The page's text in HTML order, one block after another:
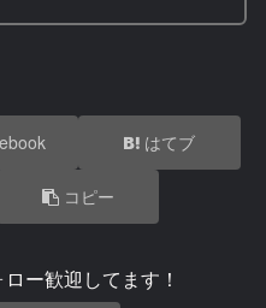
はてブ
コピー
ー歓迎してます！